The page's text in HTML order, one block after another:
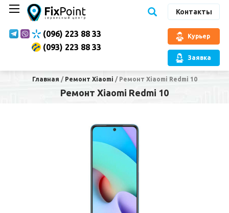
Контакты
(096) 223 88 33
(093) 223 88 33
Курьер
Заявка
Главная / Ремонт Xiaomi / Ремонт Xiaomi Redmi 10
Ремонт Xiaomi Redmi 10